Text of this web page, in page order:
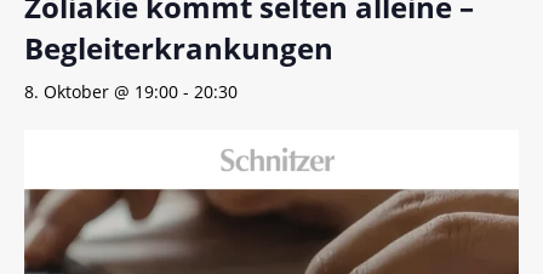
Begleiterkrankungen
8. Oktober @ 19:00 - 20:30